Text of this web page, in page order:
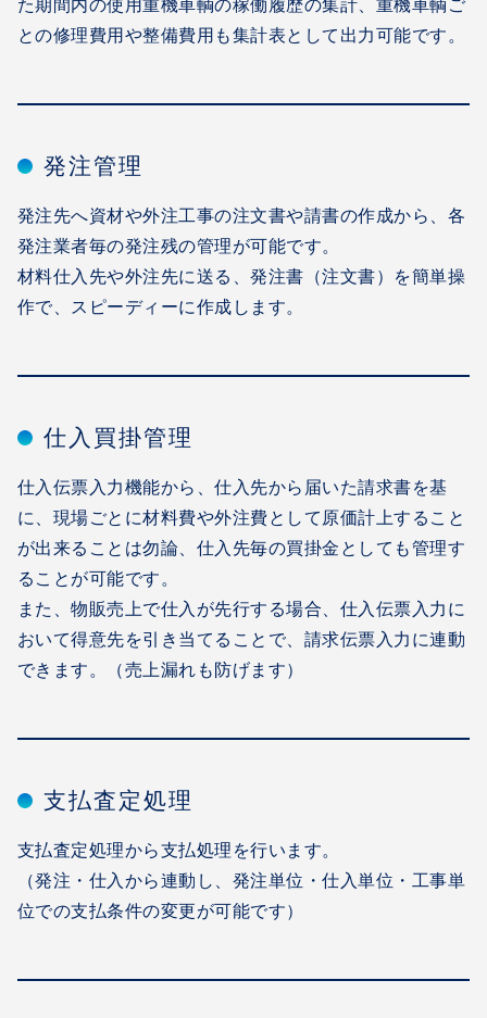
た期間内の使用重機車輌の稼働履歴の集計、重機車輌ご
との修理費用や整備費用も集計表として出力可能です。
発注管理
発注先へ資材や外注工事の注文書や請書の作成から、各
発注業者毎の発注残の管理が可能です。
材料仕入先や外注先に送る、発注書（注文書）を簡単操
作で、スピーディーに作成します。
仕入買掛管理
仕入伝票入力機能から、仕入先から届いた請求書を基
に、現場ごとに材料費や外注費として原価計上すること
が出来ることは勿論、仕入先毎の買掛金としても管理す
ることが可能です。
また、物販売上で仕入が先行する場合、仕入伝票入力に
おいて得意先を引き当てることで、請求伝票入力に連動
できます。（売上漏れも防げます）
支払査定処理
支払査定処理から支払処理を行います。
（発注・仕入から連動し、発注単位・仕入単位・工事単
位での支払条件の変更が可能です）